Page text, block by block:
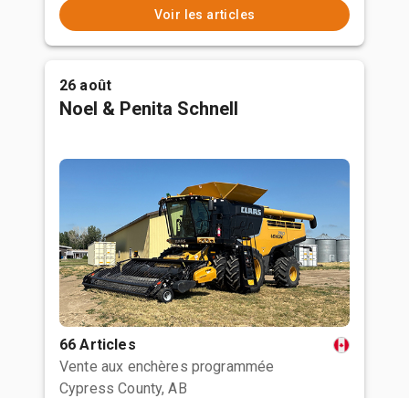
Voir les articles
26 août
Noel & Penita Schnell
66 Articles
Vente aux enchères programmée
Cypress County, AB